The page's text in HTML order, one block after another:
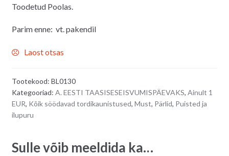
Toodetud Poolas.
Parim enne: vt. pakendil
Laost otsas
Tootekood: BL0130
Kategooriad: A. EESTI TAASISESEISVUMISPÄEVAKS, Ainult 1
EUR, Kõik söödavad tordikaunistused, Must, Pärlid, Puisted ja
ilupuru
Sulle võib meeldida ka…